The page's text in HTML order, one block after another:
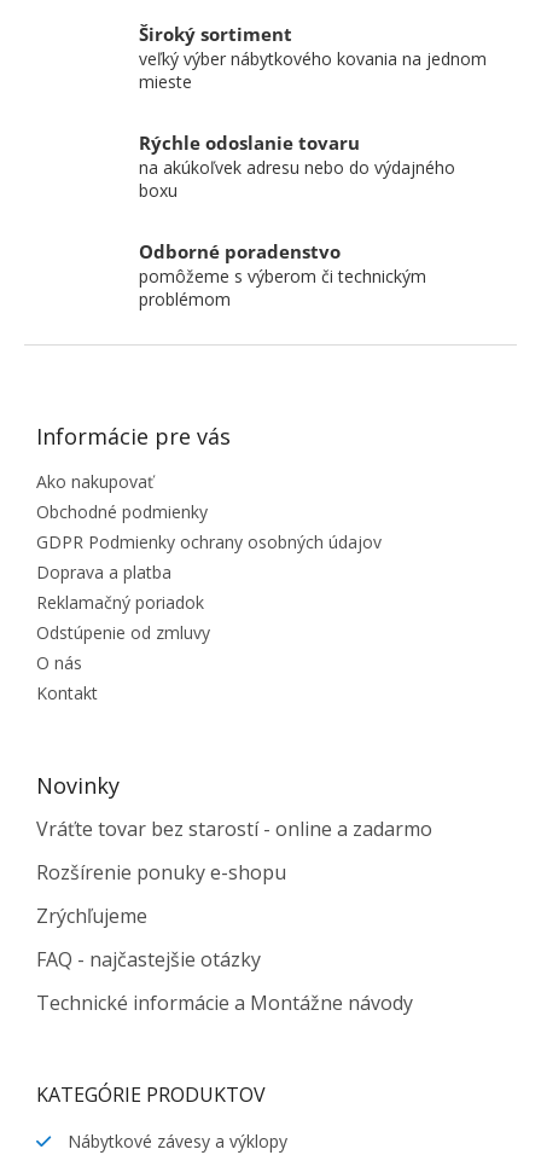
Široký sortiment
veľký výber nábytkového kovania na jednom
mieste
Rýchle odoslanie tovaru
na akúkoľvek adresu nebo do výdajného
boxu
Odborné poradenstvo
pomôžeme s výberom či technickým
problémom
ZÁPÄTIE
Informácie pre vás
Ako nakupovať
Obchodné podmienky
GDPR Podmienky ochrany osobných údajov
Doprava a platba
Reklamačný poriadok
Odstúpenie od zmluvy
O nás
Kontakt
Novinky
Vráťte tovar bez starostí - online a zadarmo
Rozšírenie ponuky e-shopu
Zrýchľujeme
FAQ - najčastejšie otázky
Technické informácie a Montážne návody
KATEGÓRIE PRODUKTOV
Nábytkové závesy a výklopy